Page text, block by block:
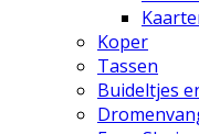
Koper
Tassen
Buideltjes